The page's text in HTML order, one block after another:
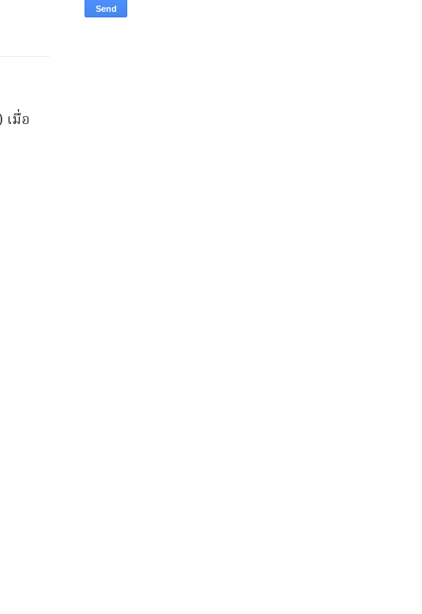
เมื่อ